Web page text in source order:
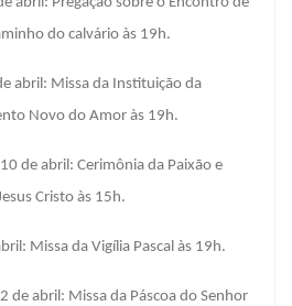
do calvário às 19h.
abril: Missa da Instituição da
Novo do Amor às 19h.
de abril: Cerimônia da Paixão e
Cristo às 15h.
Missa da Vigília Pascal às 19h.
de abril: Missa da Páscoa do Senhor